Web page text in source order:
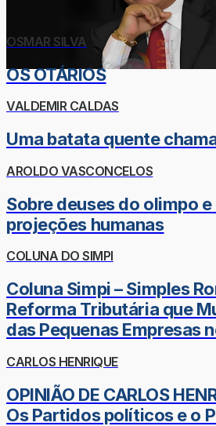
OSMAR SILVA
OS OTÁRIOS
VALDEMIR CALDAS
Uma batata quente
AROLDO VASCONCELOS
Sobre deuses do olimpo
projeções humanas
COLUNA DO SIMPI
Coluna Simpi – Simples
Reforma Tributária que
das Pequenas Empresas
CARLOS HENRIQUE
OPINIÃO DE CARLOS
Os Partidos políticos e o